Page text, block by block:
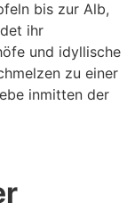
bis zur Alb,
ihr
und idyllische
zu einer
inmitten der